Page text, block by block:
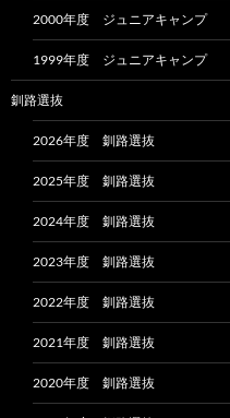
2000年度 ジュニアキャンプ
1999年度 ジュニアキャンプ
釧路選抜
2026年度 釧路選抜
2025年度 釧路選抜
2024年度 釧路選抜
2023年度 釧路選抜
2022年度 釧路選抜
2021年度 釧路選抜
2020年度 釧路選抜